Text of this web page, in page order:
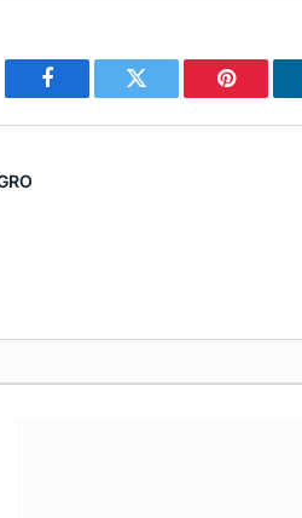
Facebook Twitter Pinterest